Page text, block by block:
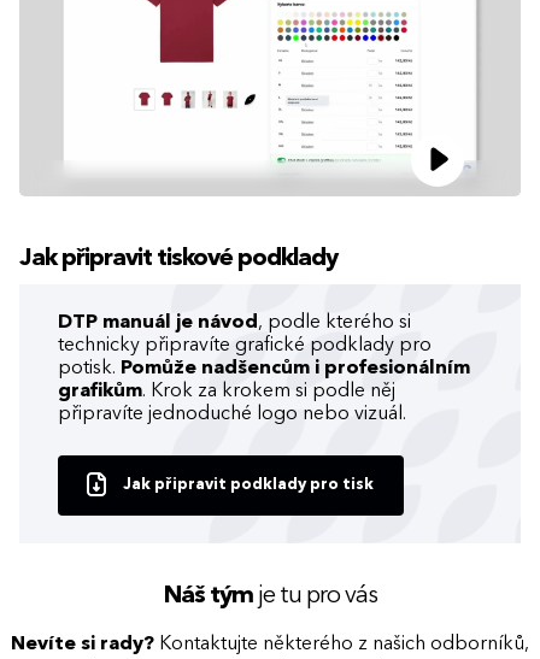
Jak připravit tiskové podklady
DTP manuál je návod , podle kterého si
technicky připravíte grafické podklady pro
potisk. Pomůže nadšencům i profesionálním
grafikům. Krok za krokem si podle něj
připravíte jednoduché logo nebo vizuál.
Jak připravit podklady pro tisk
Náš týmje tu pro vás
Nevíte si rady? Kontaktujte některého z našich odborníků,